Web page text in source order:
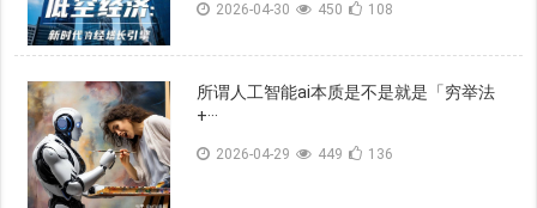
2026-04-30 450 108
所谓人工智能ai本质是不是就是「穷举法
+···
2026-04-29 449 136